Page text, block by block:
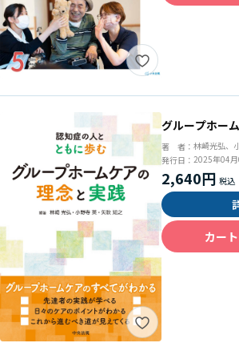
グループホー
著 者： 林崎光弘、
発行日： 2025年04
2,640円
カー